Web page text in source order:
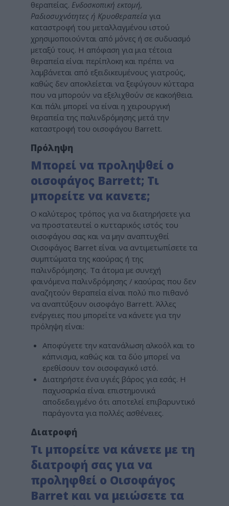
θεραπείας. Ενδοσκοπική εκτομή,
Ραδιοσυχνότητες ή Κρυοθεραπεία για
καταστροφή του μεταλλαγμένου ιστού
χρησιμοποιούνται από μόνες ή σε συδυασμό
μεταξύ τους. Η απόφαση για μια τέτοια
θεραπεία είναι περίπλοκη και πρέπει να
λαμβάνεται από εξειδικευμένους γιατρούς,
καθώς δεν αποκλείεται να ξεφύγουν κύτταρα
που να μπορούν να εξελιχθούν σε κακοήθεια.
Και πάλι μπορεί να είναι η χειρουργική
θεραπεία της παλινδρόμησης μετά την
καταστροφή του οισοφάγου Barrett.
Πρόληψη
Μπορεί να προληψθεί ο
οισοφάγος Barrett; Τι
μπορείτε να κανετε;
Ο καλύτερος τρόπος για να διατηρήσετε για
να προστατευτεί ο κυτταρικός ιστός του
οισοφάγου σας και να μην αναπτυχθεί
Οισοφάγος Barret είναι να αντιμετωπίσετε τα
συμπτώματα της καούρας ή της
παλινδρόμησης. Τα άτομα με συνεχή
φαινόμενα παλινδρόμησης / καούρας που δεν
αναζητούν θεραπεία είναι πολύ πιο πιθανό
να αναπτύξουν οισοφάγο Barrett. Άλλες
ενέργειες που μπορείτε να κάνετε για την
πρόληψη είναι:
Αποφύγετε την κατανάλωση αλκοόλ και το
κάπνισμα, καθώς και τα δύο μπορεί να
ερεθίσουν τον οισοφαγικό ιστό.
Διατηρήστε ένα υγιές βάρος για εσάς. Η
παχυσαρκία είναι επιστημονικά
αποδεδειγμένο ότι αποτελεί επιβαρυντικό
παράγοντα για πολλές ασθένειες.
Διατροφή
Τι μπορείτε να κάνετε με τη
διατροφή σας για να
προληφθεί ο Οισοφάγος
Barret και να μειώσετε τα